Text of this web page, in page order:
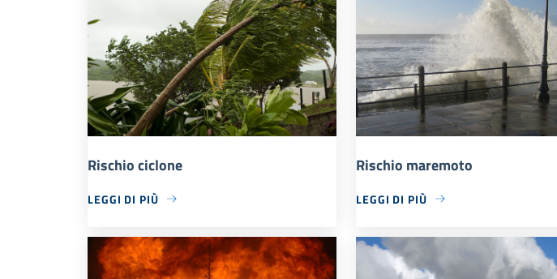
Rischio ciclone
LEGGI DI PIÙ
Rischio maremoto
LEGGI DI PIÙ